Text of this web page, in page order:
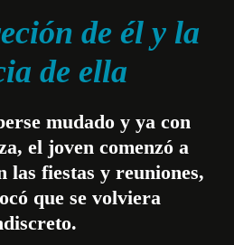
de él y la
de ella
mudado y ya con
el joven comenzó a
las fiestas y reuniones,
que se volviera